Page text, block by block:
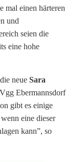
mal einen härteren
und
seien die
eine hohe
neue Sara
Ebermannsdorf
gibt es einige
eine dieser
kann”, so